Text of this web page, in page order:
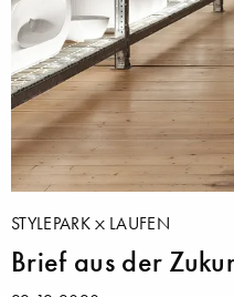
STYLEPARK LAUFEN
Brief aus der